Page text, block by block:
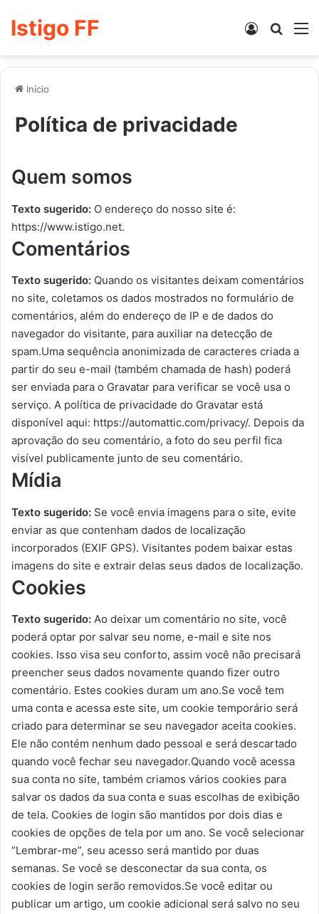
Istigo FF Entrar
Início
Política de privacidade
Quem somos
Texto sugerido: O endereço do nosso site é:
https://www.istigo.net.
Comentários
Texto sugerido: Quando os visitantes deixam comentários
no site, coletamos os dados mostrados no formulário de
comentários, além do endereço de IP e de dados do
navegador do visitante, para auxiliar na detecção de
spam.Uma sequência anonimizada de caracteres criada a
partir do seu e-mail (também chamada de hash) poderá
ser enviada para o Gravatar para verificar se você usa o
serviço. A política de privacidade do Gravatar está
disponível aqui: https://automattic.com/privacy/. Depois da
aprovação do seu comentário, a foto do seu perfil fica
visível publicamente junto de seu comentário.
Mídia
Texto sugerido: Se você envia imagens para o site, evite
enviar as que contenham dados de localização
incorporados (EXIF GPS). Visitantes podem baixar estas
imagens do site e extrair delas seus dados de localização.
Cookies
Texto sugerido: Ao deixar um comentário no site, você
poderá optar por salvar seu nome, e-mail e site nos
cookies. Isso visa seu conforto, assim você não precisará
preencher seus dados novamente quando fizer outro
comentário. Estes cookies duram um ano.Se você tem
uma conta e acessa este site, um cookie temporário será
criado para determinar se seu navegador aceita cookies.
Ele não contém nenhum dado pessoal e será descartado
quando você fechar seu navegador.Quando você acessa
sua conta no site, também criamos vários cookies para
salvar os dados da sua conta e suas escolhas de exibição
de tela. Cookies de login são mantidos por dois dias e
cookies de opções de tela por um ano. Se você selecionar
“Lembrar-me”, seu acesso será mantido por duas
semanas. Se você se desconectar da sua conta, os
cookies de login serão removidos.Se você editar ou
publicar um artigo, um cookie adicional será salvo no seu